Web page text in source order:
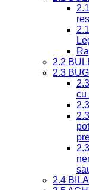
2.2
2.3
cu
2.4